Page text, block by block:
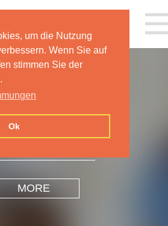
um die Nutzung
Wenn Sie auf
stimmen Sie der
Ok
MORE